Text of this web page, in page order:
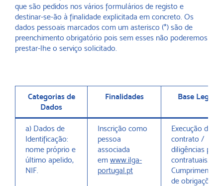
que são pedidos nos vários formulários de registo e
destinar-se-ão à finalidade explicitada em concreto. Os
dados pessoais marcados com um asterisco (*) são de
preenchimento obrigatório pois sem esses não poderemos
prestar-lhe o serviço solicitado.
Categorias de
Dados
Finalidades Base Legal
a) Dados de
Identificação:
nome próprio e
último apelido,
NIF.
Inscrição como
pessoa
associada
em www.ilga-
portugal.pt
Execução de
contrato /
diligências pré-
contratuais.
Cumprimento
de obrigações